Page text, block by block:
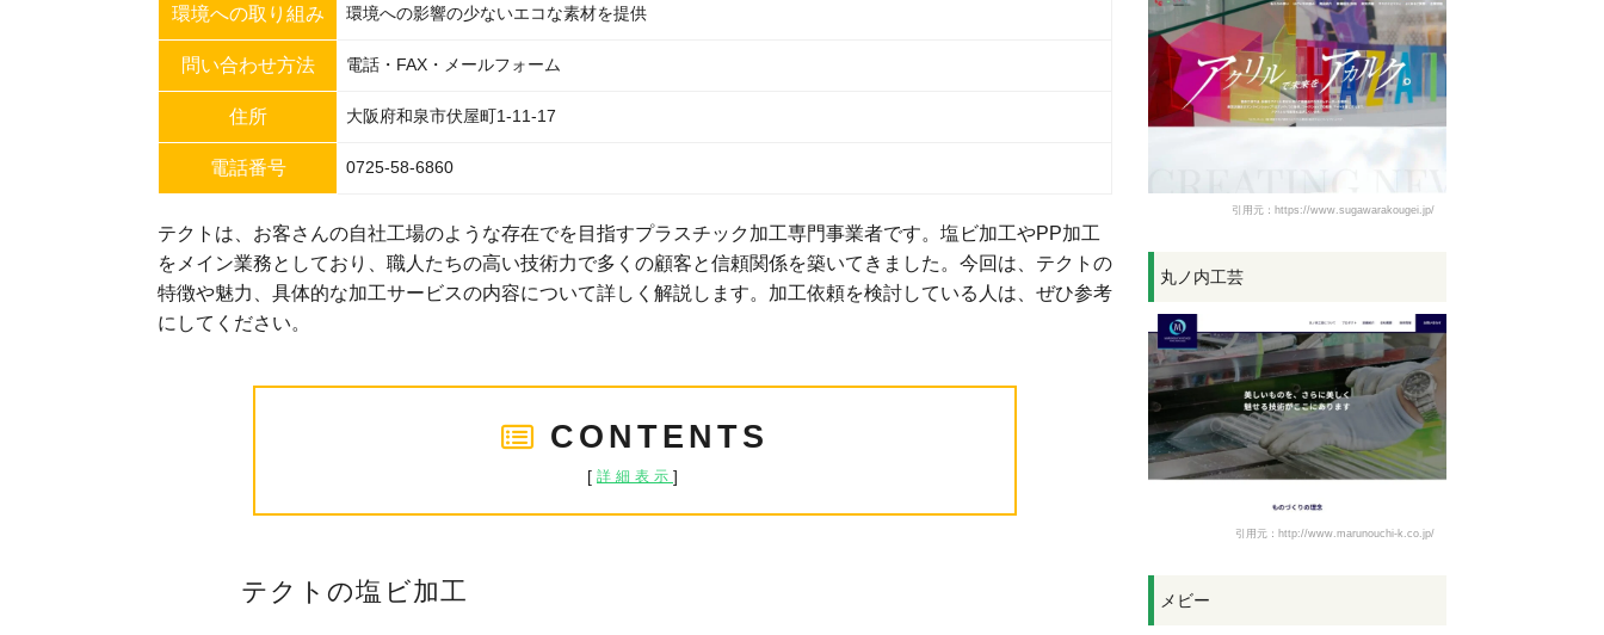
環境への取り組み 環境への影響の少ないエコな素材を提供
問い合わせ方法 電話・FAX・メールフォーム
住所 大阪府和泉市伏屋町1-11-17
電話番号 0725-58-6860
テクトは、お客さんの自社工場のような存在でを目指すプラスチック加工専門事業者です。塩ビ加工やPP加工
をメイン業務としており、職人たちの高い技術力で多くの顧客と信頼関係を築いてきました。今回は、テクトの
特徴や魅力、具体的な加工サービスの内容について詳しく解説します。加工依頼を検討している人は、ぜひ参考
にしてください。
CONTENTS
[ 詳細表示 ]
テクトの塩ビ加工
引用元：https://www.sugawarakougei.jp/
丸ノ内工芸
引用元：http://www.marunouchi-k.co.jp/
メビー